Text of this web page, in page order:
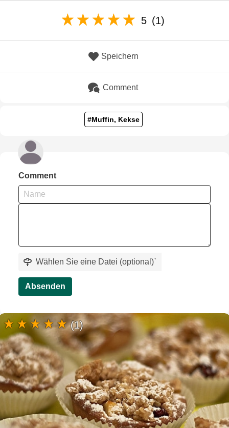
5 (1)
Speichern
Comment
#Muffin, Kekse
Comment
Wählen Sie eine Datei (optional)`
Absenden
(1)